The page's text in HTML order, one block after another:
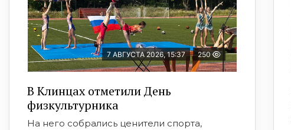
7 АВГУСТА 2026, 15:37 250
В Клинцах отметили День
физкультурника
На него собрались ценители спорта,